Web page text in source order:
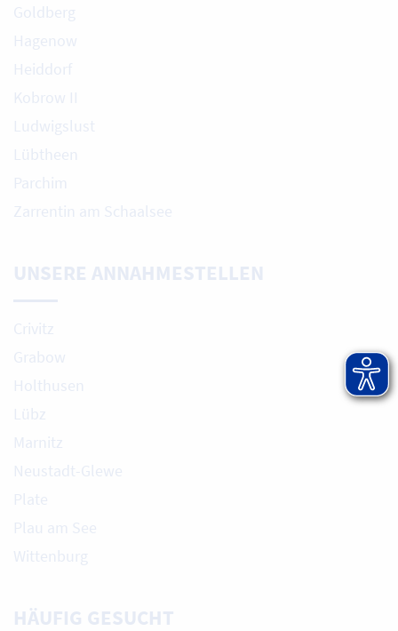
Goldberg
Hagenow
Heiddorf
Kobrow II
Ludwigslust
Lübtheen
Parchim
Zarrentin am Schaalsee
UNSERE ANNAHMESTELLEN
Crivitz
Grabow
Holthusen
Lübz
Marnitz
Neustadt-Glewe
Plate
Plau am See
Wittenburg
HÄUFIG GESUCHT